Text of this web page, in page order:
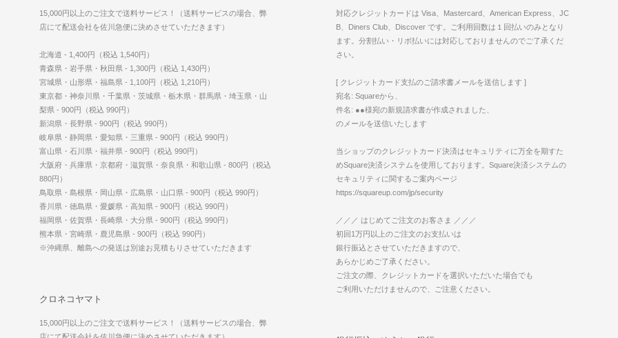
15,000円以上のご注文で送料サービス！（送料サービスの場合、弊
店にて配送会社を佐川急便に決めさせていただきます）
北海道 - 1,400円（税込 1,540円）
青森県・岩手県・秋田県 - 1,300円（税込 1,430円）
宮城県・山形県・福島県 - 1,100円（税込 1,210円）
東京都・神奈川県・千葉県・茨城県・栃木県・群馬県・埼玉県・山
梨県 - 900円（税込 990円）
新潟県・長野県 - 900円（税込 990円）
岐阜県・静岡県・愛知県・三重県 - 900円（税込 990円）
富山県・石川県・福井県 - 900円（税込 990円）
大阪府・兵庫県・京都府・滋賀県・奈良県・和歌山県 - 800円（税込
880円）
鳥取県・島根県・岡山県・広島県・山口県 - 900円（税込 990円）
香川県・徳島県・愛媛県・高知県 - 900円（税込 990円）
福岡県・佐賀県・長崎県・大分県 - 900円（税込 990円）
熊本県・宮崎県・鹿児島県 - 900円（税込 990円）
※沖縄県、離島への発送は別途お見積もりさせていただきます
クロネコヤマト
15,000円以上のご注文で送料サービス！（送料サービスの場合、弊
対応クレジットカードは Visa、Mastercard、American Express、JC
B、Diners Club、Discover です。ご利用回数は１回払いのみとなり
ます。分割払い・リボ払いには対応しておりませんのでご了承くだ
さい。
[ クレジットカード支払のご請求書メールを送信します ]
宛名: Squareから、
件名: ●●様宛の新規請求書が作成されました、
のメールを送信いたします
当ショップのクレジットカード決済はセキュリティに万全を期すた
めSquare決済システムを使用しております。Square決済システムの
セキュリティに関するご案内ページ
https://squareup.com/jp/security
／／／ はじめてご注文のお客さま ／／／
初回1万円以上のご注文のお支払いは
銀行振込とさせていただきますので、
あらかじめご了承ください。
ご注文の際、クレジットカードを選択いただいた場合でも
ご利用いただけませんので、ご注意ください。